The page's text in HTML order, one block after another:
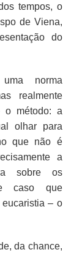
tempos, o
de Viena,
do
norma
realmente
o método: a
olhar para
que não é
a
sobre os
caso que
– o
da chance,